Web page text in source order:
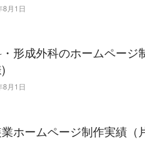
8月1日
形成外科のホームページ
8月1日
ホームページ制作実績（